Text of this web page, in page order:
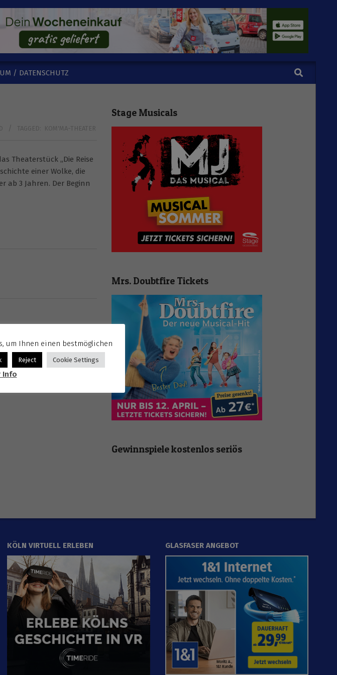
/ DATENSCHUTZ Search
TAGGED: KOM'MA-THEATER
Theaterstück „Die Reise
einer Wolke, die
ab 3 Jahren. Der Beginn
Stage Musicals
Mrs. Doubtfire Tickets
Gewinnspiele kostenlos seriös
KÖLN VIRTUELL ERLEBEN GLASFASER ANGEBOT
um Ihnen einen bestmöglichen
Reject Cookie Settings
Info